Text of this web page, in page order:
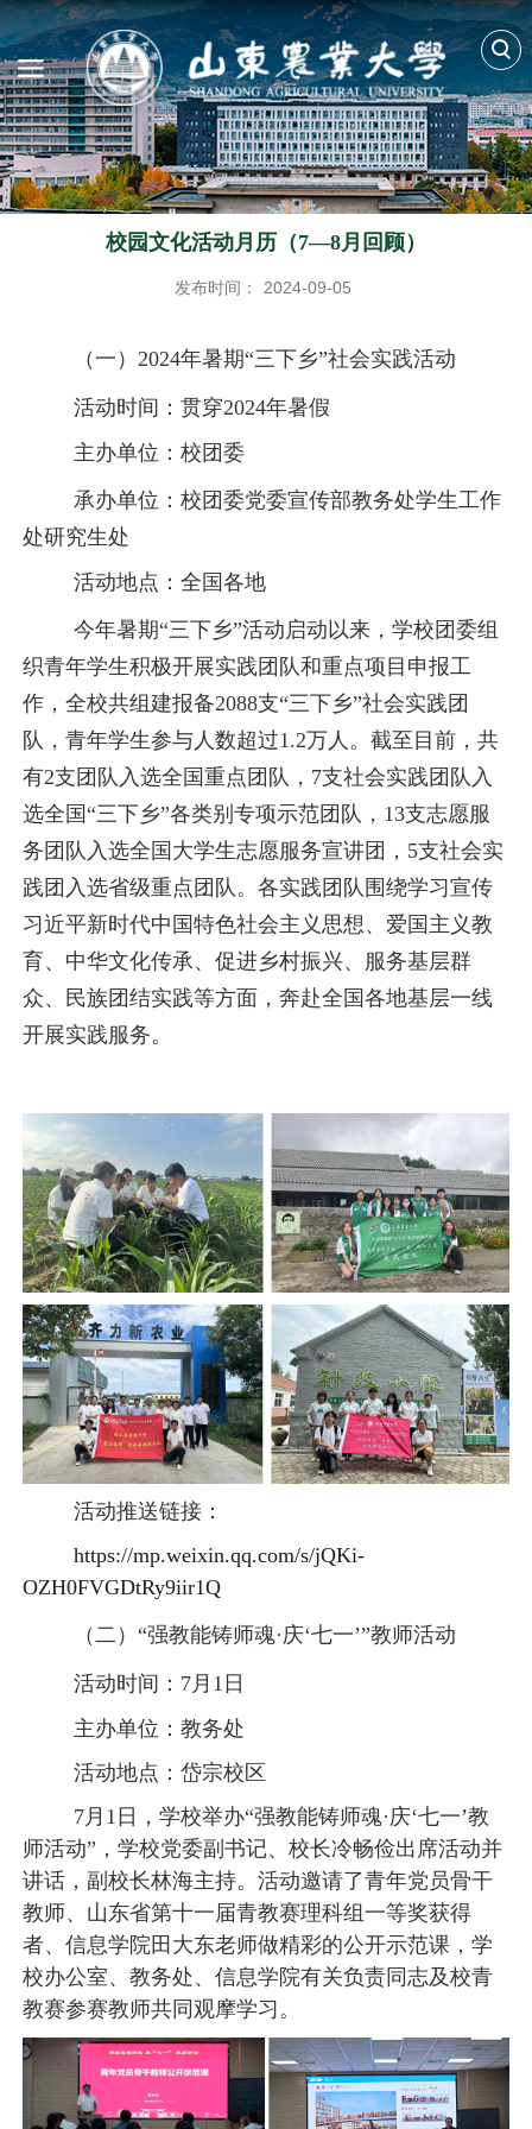
校园文化活动月历（7—8月回顾）
发布时间： 2024-09-05
（一） 2024年暑期“三下乡”社会实践活动
活动时间：贯穿2024年暑假
主办单位：校团委
承办单位：校团委党委宣传部教务处学生工作
处研究生处
活动地点：全国各地
今年暑期“三下乡”活动启动以来，学校团委组
织青年学生积极开展实践团队和重点项目申报工
作，全校共组建报备2088支“三下乡”社会实践团
队，青年学生参与人数超过1.2万人。截至目前，共
有2支团队入选全国重点团队，7支社会实践团队入
选全国“三下乡”各类别专项示范团队，13支志愿服
务团队入选全国大学生志愿服务宣讲团，5支社会实
践团入选省级重点团队。各实践团队围绕学习宣传
习近平新时代中国特色社会主义思想、爱国主义教
育、中华文化传承、促进乡村振兴、服务基层群
众、民族团结实践等方面，奔赴全国各地基层一线
开展实践服务。
活动推送链接：
https://mp.weixin.qq.com/s/jQKi-
OZH0FVGDtRy9iir1Q
（二） “强教能铸师魂·庆‘七一’”教师活动
活动时间： 7月1日
主办单位：教务处
活动地点：岱宗校区
7月1日，学校举办“强教能铸师魂·庆‘七一’教
师活动”，学校党委副书记、校长冷畅俭出席活动并
讲话，副校长林海主持。活动邀请了青年党员骨干
教师、山东省第十一届青教赛理科组一等奖获得
者、信息学院田大东老师做精彩的公开示范课，学
校办公室、教务处、信息学院有关负责同志及校青
教赛参赛教师共同观摩学习。